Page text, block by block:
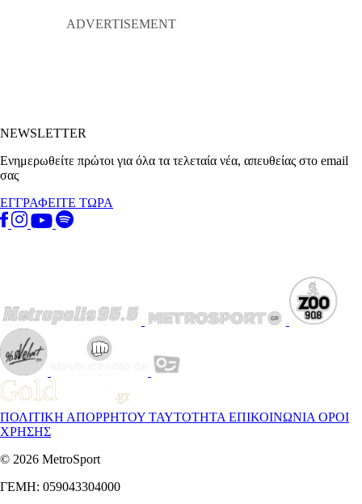
NEWSLETTER
Ενημερωθείτε πρώτοι για όλα τα τελεταία νέα, απευθείας στο email
σας
ΕΓΓΡΑΦΕΙΤΕ ΤΩΡΑ
ΠΟΛΙΤΙΚΗ ΑΠΟΡΡΗΤΟΥ ΤΑΥΤΟΤΗΤΑ ΕΠΙΚΟΙΝΩΝΙΑ ΟΡΟΙ
ΧΡΗΣΗΣ
© 2026 MetroSport
ΓΕΜΗ: 059043304000